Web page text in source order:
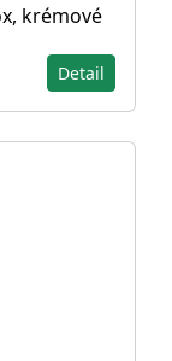
krémové
Detail